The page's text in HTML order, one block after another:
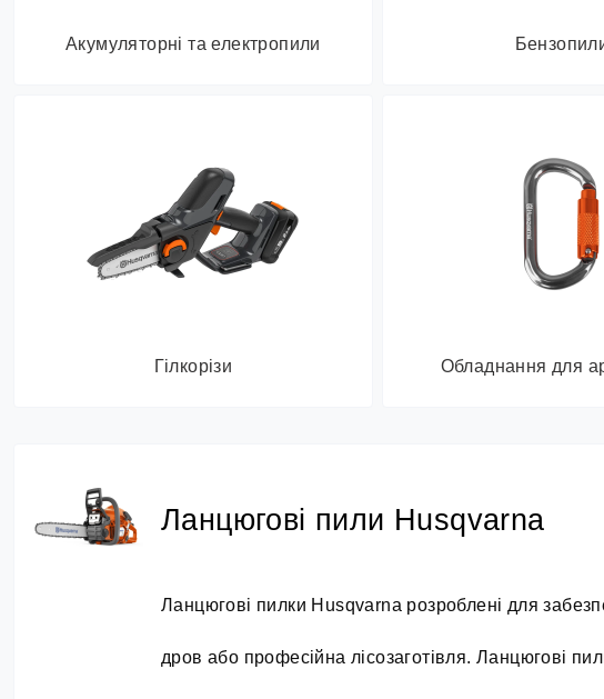
Акумуляторні та електропили
Гілкорізи Обладнання для
Ланцюгові пили Husqvarna
Ланцюгові пилки Husqvarna розроблені для
дров або професійна лісозаготівля. Ланцюгові